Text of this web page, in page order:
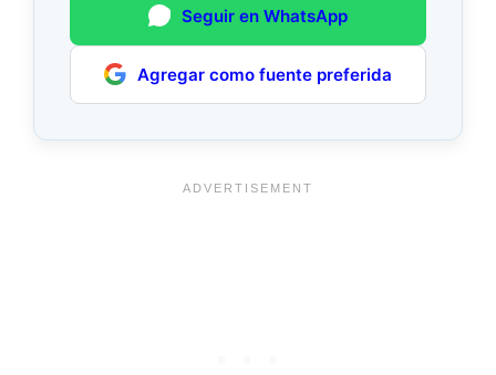
Seguir en WhatsApp
Agregar como fuente preferida